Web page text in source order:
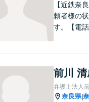
【近鉄奈
頼者様の
す。【電話
前川 清
弁護士法人
奈良県|